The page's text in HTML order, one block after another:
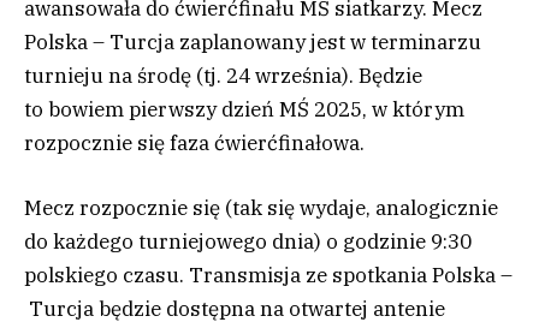
awansowała do ćwierćfinału MŚ siatkarzy. Mecz
Polska – Turcja zaplanowany jest w terminarzu
turnieju na środę (tj. 24 września). Będzie
to bowiem pierwszy dzień MŚ 2025, w którym
rozpocznie się faza ćwierćfinałowa.
Mecz rozpocznie się (tak się wydaje, analogicznie
do każdego turniejowego dnia) o godzinie 9:30
polskiego czasu. Transmisja ze spotkania Polska –
Turcja będzie dostępna na otwartej antenie